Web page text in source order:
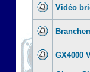
Vidéo
GX4000